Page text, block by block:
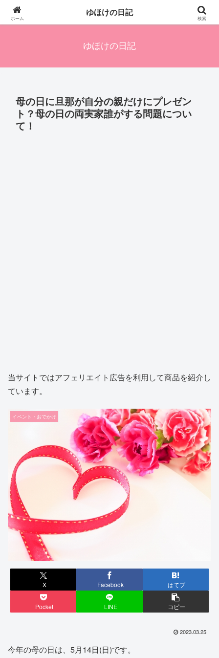
四人の子を持つ母のズボラ生活備忘録です。興味のあることアレやコレ、色々
発信します。
ゆほけの日記
母の日に旦那が自分の親だけにプレゼン
ト？母の日の両実家誰がする問題につい
て！
当サイトではアフェリエイト広告を利用して商品を紹介し
ています。
イベント・おでかけ
X Facebook はてブ
Pocket LINE コピー
2023.03.25
今年の母の日は、5月14日(日)です。
ホーム
ゆほけの日記
検索